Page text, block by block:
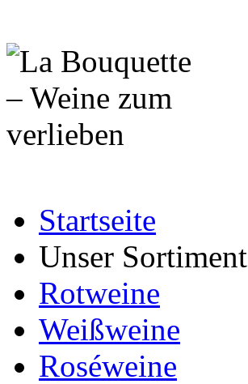
Startseite
Unser Sortiment
Rotweine
Weißweine
Roséweine